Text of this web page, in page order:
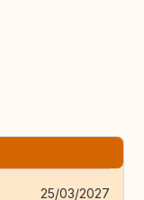
25/03/2027